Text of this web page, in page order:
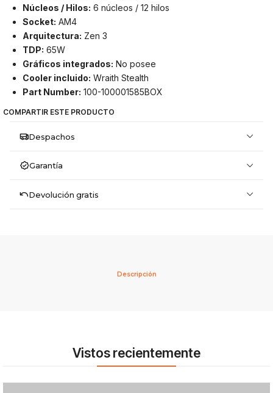
Núcleos / Hilos: 6 núcleos / 12 hilos
Socket: AM4
Arquitectura: Zen 3
TDP: 65W
Gráficos integrados: No posee
Cooler incluido: Wraith Stealth
Part Number: 100-100001585BOX
COMPARTIR ESTE PRODUCTO
Despachos
Garantía
Devolución gratis
Descripción
Vistos recientemente